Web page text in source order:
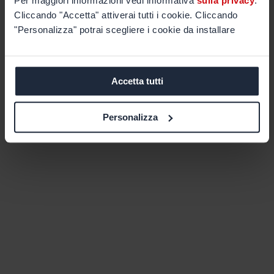
Cliccando "Accetta" attiverai tutti i cookie. Cliccando
"Personalizza" potrai scegliere i cookie da installare
Accetta tutti
Personalizza